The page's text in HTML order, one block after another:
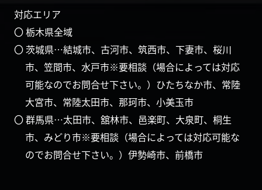
対応エリア
〇 栃木県全域
〇 茨城県…結城市、古河市、筑西市、下妻市、桜川
市、笠間市、水戸市※要相談（場合によっては対応
可能なのでお問合せ下さい。）ひたちなか市、常陸
大宮市、常陸太田市、那珂市、小美玉市
〇 群馬県…太田市、舘林市、邑楽町、大泉町、桐生
市、みどり市※要相談（場合によっては対応可能な
のでお問合せ下さい。）伊勢崎市、前橋市